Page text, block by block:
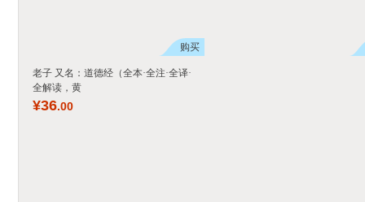
购买
老子 又名：道德经（全本·全注·全译·
全解读，黄
¥36.00